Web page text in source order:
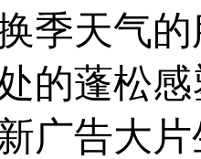
季天气
的蓬松
广告大